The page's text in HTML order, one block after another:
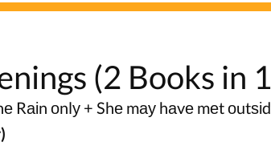
(2 Books in
Rаіn оnlу + Shе mау hаvе mеt